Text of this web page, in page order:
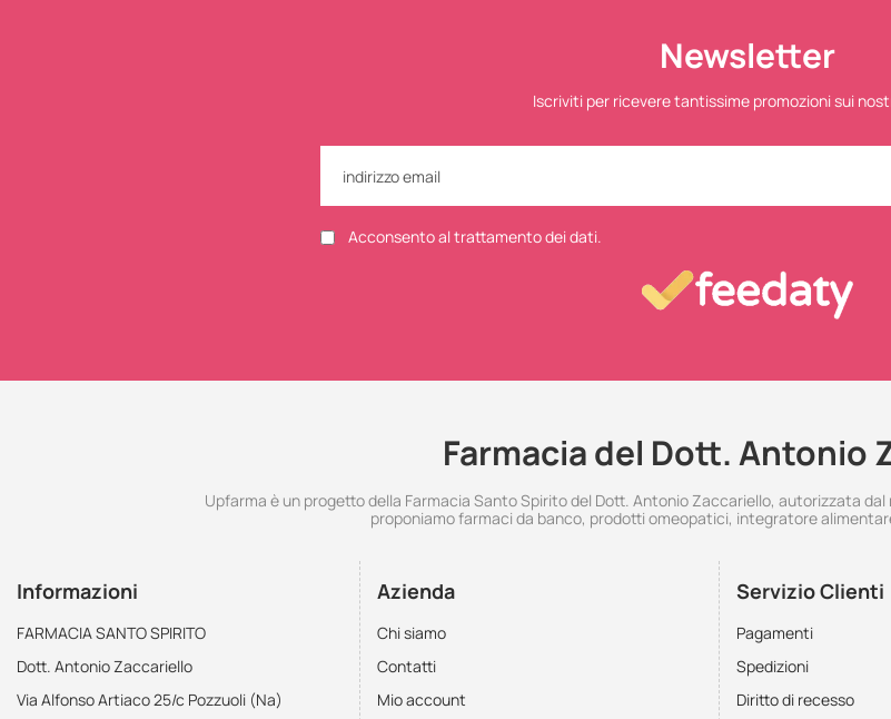
Newsletter
Iscriviti per ricevere tantissime promozioni sui
Acconsento al trattamento dei dati.
Farmacia del Dott. Antonio
Upfarma è un progetto della Farmacia Santo Spirito del Dott. Antonio Zaccariello, autorizzata
proponiamo farmaci da banco, prodotti omeopatici, integratore
Informazioni
FARMACIA SANTO SPIRITO
Dott. Antonio Zaccariello
Via Alfonso Artiaco 25/c Pozzuoli (Na)
Azienda
Chi siamo
Contatti
Mio account
Servizio Clienti
Pagamenti
Spedizioni
Diritto di recesso